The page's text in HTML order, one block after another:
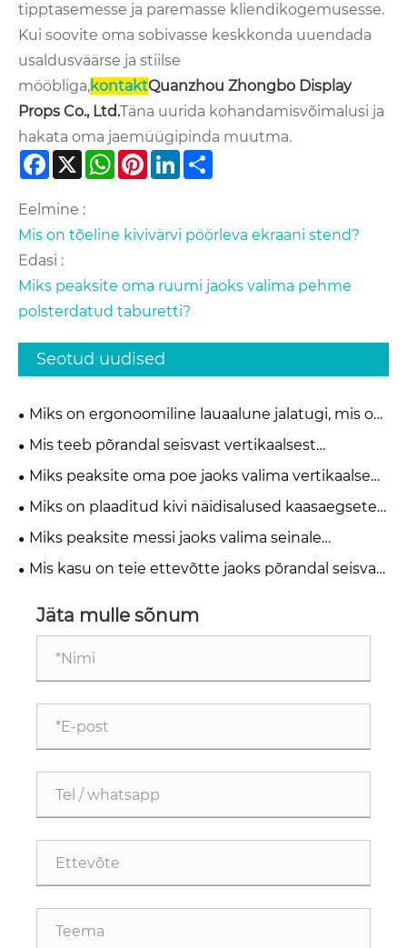
tipptasemesse ja paremasse kliendikogemusesse.
Kui soovite oma sobivasse keskkonda uuendada
usaldusväärse ja stiilse
mööbliga,kontaktQuanzhou Zhongbo Display
Props Co., Ltd.Täna uurida kohandamisvõimalusi ja
hakata oma jaemüügipinda muutma.
Facebook
X WhatsApp
PinterestLinkedIn
Eelmine :
Mis on tõeline kivivärvi pöörleva ekraani stend?
Edasi :
Miks peaksite oma ruumi jaoks valima pehme
polsterdatud taburetti?
Seotud uudised
Miks on ergonoomiline lauaalune jalatugi, mis on
tänapäevase kontorimugavuse jaoks hädavajalik?
Mis teeb põrandal seisvast vertikaalsest
väljapanekualusest kõige tõhusama lahenduse
kaasaegsetele jae- ja näitusepindadele
Miks peaksite oma poe jaoks valima vertikaalse
metallvooderdusega keraamilise vitriinriiuli?
Miks on plaaditud kivi näidisalused kaasaegsete
müügisaalide jaoks hädavajalikud?
Miks peaksite messi jaoks valima seinale
kinnitatava plaaditud riiuli, et oma boksi täiustada
Mis kasu on teie ettevõtte jaoks põrandal seisva
Jäta mulle sõnum